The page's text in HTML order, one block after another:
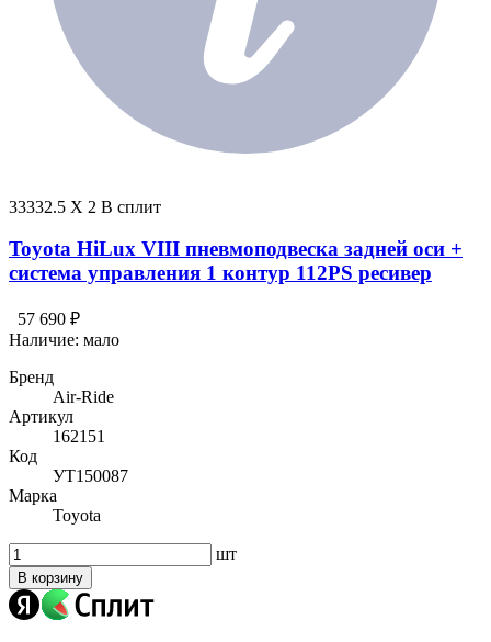
33332.5 X 2 В сплит
Toyota HiLux VIII пневмоподвеска задней оси +
система управления 1 контур 112PS ресивер
57 690 ₽
Наличие: мало
Бренд
Air-Ride
Артикул
162151
Код
УТ150087
Марка
Toyota
шт
В корзину